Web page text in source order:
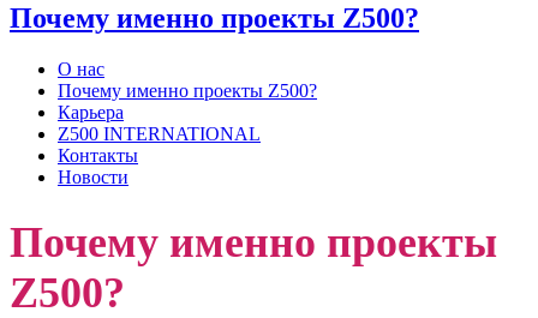
Почему именно проекты Z500?
О нас
Почему именно проекты Z500?
Карьера
Z500 INTERNATIONAL
Контакты
Новости
Почему именно проекты
Z500?